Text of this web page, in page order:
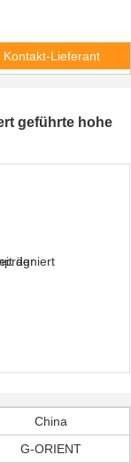
Kontakt-Lieferant
geführte hohe
China
G-ORIENT